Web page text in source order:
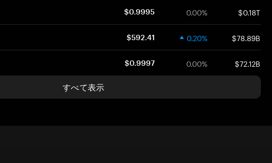
$0.9995 0.00% $0.18T
$592.41 0.20% $78.89B
$0.9997 0.00% $72.12B
すべて表示